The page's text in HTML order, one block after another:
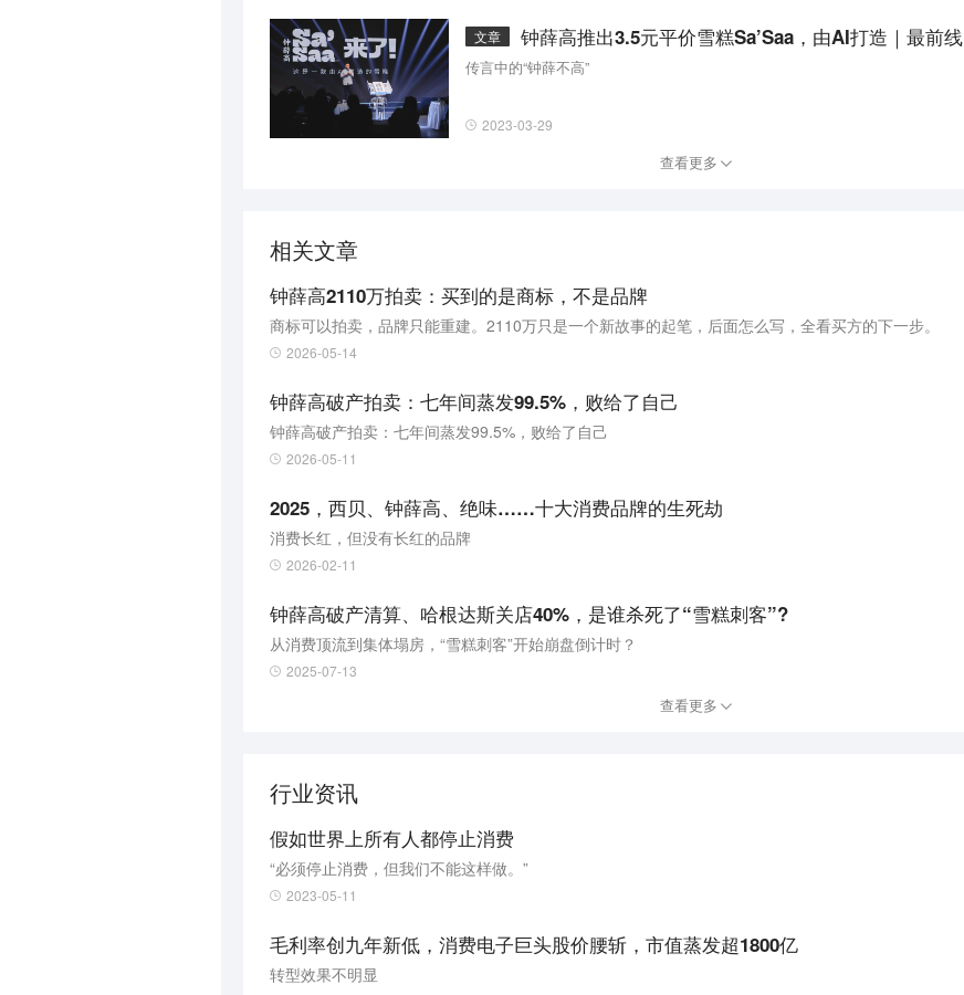
文章 钟薛高推出3.5元平价雪糕Sa’Saa，由AI打造｜最前线
传言中的“钟薛不高”
2023-03-29
查看更多
相关文章
钟薛高2110万拍卖：买到的是商标，不是品牌
商标可以拍卖，品牌只能重建。2110万只是一个新故事的起笔，后面怎么写，全看买方的下一步。
2026-05-14
钟薛高破产拍卖：七年间蒸发99.5%，败给了自己
钟薛高破产拍卖：七年间蒸发99.5%，败给了自己
2026-05-11
2025，西贝、钟薛高、绝味……十大消费品牌的生死劫
消费长红，但没有长红的品牌
2026-02-11
钟薛高破产清算、哈根达斯关店40%，是谁杀死了“雪糕刺客”?
从消费顶流到集体塌房，“雪糕刺客”开始崩盘倒计时？
2025-07-13
查看更多
行业资讯
假如世界上所有人都停止消费
“必须停止消费，但我们不能这样做。”
2023-05-11
毛利率创九年新低，消费电子巨头股价腰斩，市值蒸发超1800亿
转型效果不明显